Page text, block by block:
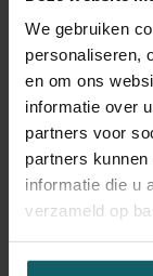
We gebruiken
personaliseren,
en om ons
informatie over
partners voor
partners
informatie die u
verzameld op
middle-income
studies
Demography
Health (LSHTM).
I teach on
students.
general and